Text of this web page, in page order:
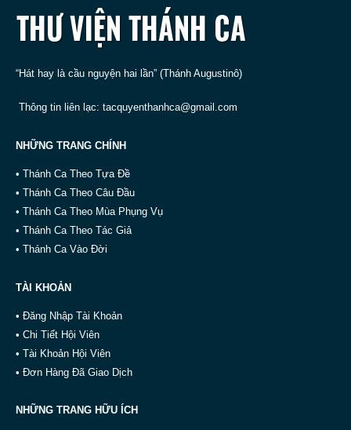
“Hát hay là cầu nguyện hai lần” (Thánh Augustinô)
Thông tin liên lạc: tacquyenthanhca@gmail.com
NHỮNG TRANG CHÍNH
• Thánh Ca Theo Tựa Đề
• Thánh Ca Theo Câu Đầu
• Thánh Ca Theo Mùa Phụng Vụ
• Thánh Ca Theo Tác Giả
• Thánh Ca Vào Đời
TÀI KHOẢN
• Đăng Nhập Tài Khoản
• Chi Tiết Hội Viên
• Tài Khoản Hội Viên
• Đơn Hàng Đã Giao Dịch
NHỮNG TRANG HỮU ÍCH